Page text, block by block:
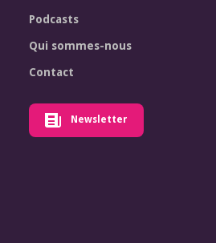
Podcasts
Qui sommes-nous
Contact
Newsletter